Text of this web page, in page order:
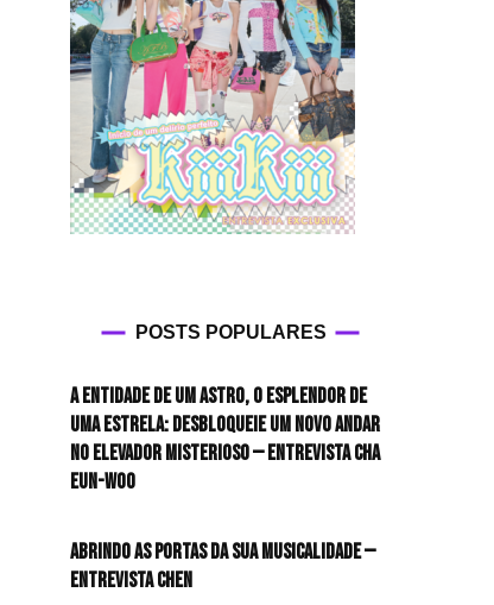
POSTS POPULARES
A entidade de um astro, o esplendor de
uma estrela: desbloqueie um novo andar
no elevador misterioso — Entrevista CHA
EUN-WOO
Abrindo as portas da sua musicalidade —
Entrevista CHEN